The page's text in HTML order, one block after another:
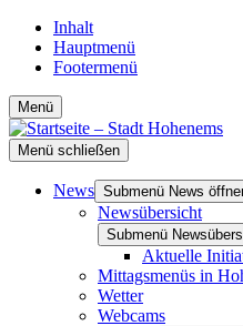
Inhalt
Hauptmenü
Footermenü
Menü
Menü schließen
News Submenü News
Newsübersicht
Submenü
Aktuelle
Mittagsmenüs in
Wetter
Webcams